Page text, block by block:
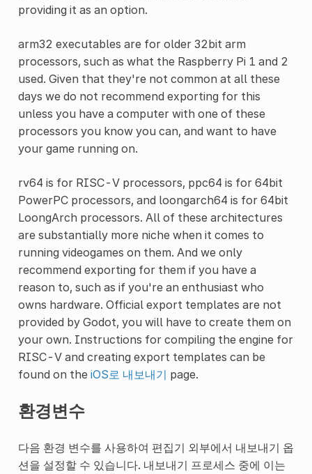
providing it as an option.
arm32 executables are for older 32bit arm
processors, such as what the Raspberry Pi 1 and 2
used. Given that they're not common at all these
days we do not recommend exporting for this
unless you have a computer with one of these
processors you know you can, and want to have
your game running on.
rv64 is for RISC-V processors, ppc64 is for 64bit
PowerPC processors, and loongarch64 is for 64bit
LoongArch processors. All of these architectures
are substantially more niche when it comes to
running videogames on them. And we only
recommend exporting for them if you have a
reason to, such as if you're an enthusiast who
owns hardware. Official export templates are not
provided by Godot, you will have to create them on
your own. Instructions for compiling the engine for
RISC-V and creating export templates can be
found on the iOS로 내보내기 page.
환경변수
다음 환경 변수를 사용하여 편집기 외부에서 내보내기 옵
션을 설정할 수 있습니다. 내보내기 프로세스 중에 이는